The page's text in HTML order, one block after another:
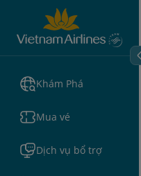
Khám Phá
Mua vé
Dịch vụ bổ trợ